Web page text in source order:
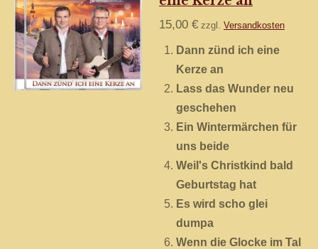
15,00 € zzgl. Versandkosten
Dann zünd ich eine
Kerze an
Lass das Wunder neu
geschehen
Ein Wintermärchen für
uns beide
Weil's Christkind bald
Geburtstag hat
Es wird scho glei
dumpa
Wenn die Glocke im Tal